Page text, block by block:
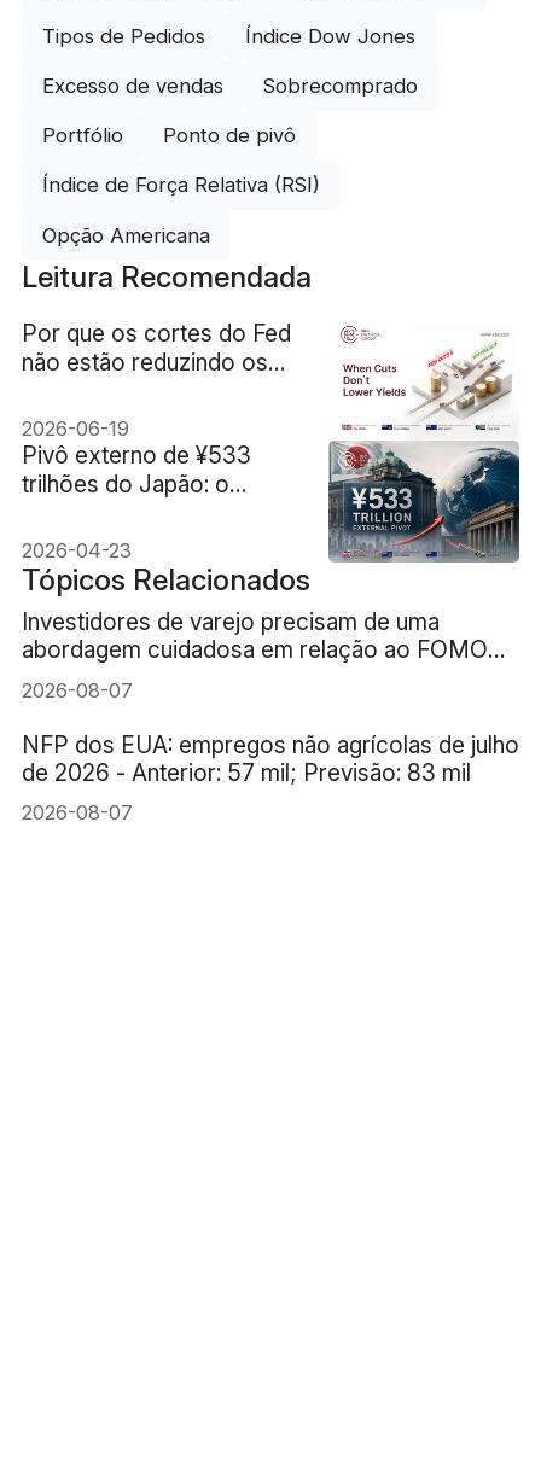
Tipos de Pedidos Índice Dow Jones
Excesso de vendas Sobrecomprado
Portfólio Ponto de pivô
Índice de Força Relativa (RSI)
Opção Americana
Leitura Recomendada
Por que os cortes do Fed
não estão reduzindo os
do Tesouro de 10 anos?
2026-06-19
Pivô externo de ¥533
trilhões do Japão: o
compra de títulos no
mercado de títulos está
perdendo força?
2026-04-23
Tópicos Relacionados
Investidores de varejo precisam de uma
abordagem cuidadosa em relação ao FOMO
(medo de ficar de fora) da IA
2026-08-07
NFP dos EUA: empregos não agrícolas de julho
de 2026 - Anterior: 57 mil; Previsão: 83 mil
2026-08-07